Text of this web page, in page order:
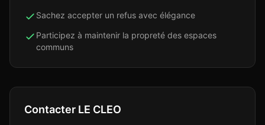
Sachez accepter un refus avec élégance
Participez à maintenir la propreté des espaces
communs
Contacter LE CLEO